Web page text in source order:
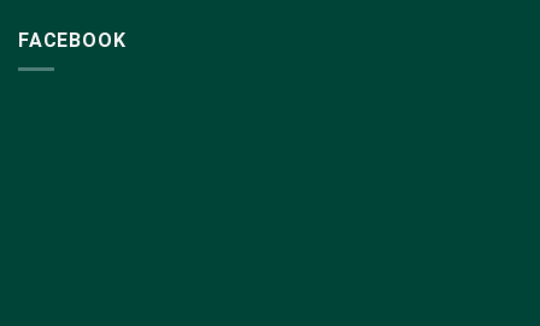
FACEBOOK